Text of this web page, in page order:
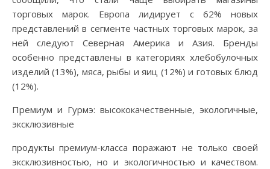
торговых марок. Европа лидирует с 62% новых
представлений в сегменте частных торговых марок, за
ней следуют Северная Америка и Азия. Бренды
особенно представлены в категориях хлебобулочных
изделий (13%), мяса, рыбы и яиц (12%) и готовых блюд
(12%).
Премиум и Гурмэ: высококачественные, экологичные,
эксклюзивные
продукты премиум-класса поражают не только своей
эксклюзивностью, но и экологичностью и качеством.